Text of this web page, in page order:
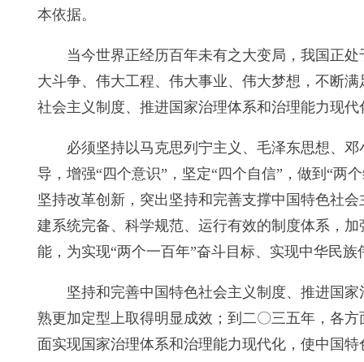
本依据。
当今世界正经历百年未有之大变局，我国正
大斗争、伟大工程、伟大事业、伟大梦想，不断
社会主义制度、推进国家治理体系和治理能力现
必须坚持以马克思列宁主义、毛泽东思想、
导，增强“四个意识”，坚定“四个自信”，做到“两
坚持改革创新，突出坚持和完善支撑中国特色社
建系统完备、科学规范、运行有效的制度体系，
能，为实现“两个一百年”奋斗目标、实现中华民
坚持和完善中国特色社会主义制度、推进国
熟更加定型上取得明显成效；到二〇三五年，各
面实现国家治理体系和治理能力现代化，使中国